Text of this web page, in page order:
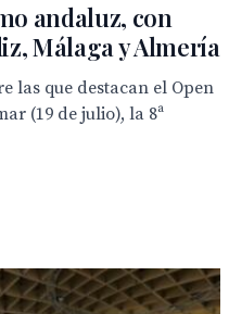
andaluz, con
Málaga y Almería
las que destacan el Open
(19 de julio), la 8ª